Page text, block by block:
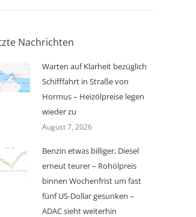
Nachrichten
Warten auf Klarheit bezüglich
Schifffahrt in Straße von
Hormus – Heizölpreise legen
wieder zu
August 7, 2026
Benzin etwas billiger, Diesel
erneut teurer – Rohölpreis
binnen Wochenfrist um fast
fünf US-Dollar gesunken –
ADAC sieht weiterhin